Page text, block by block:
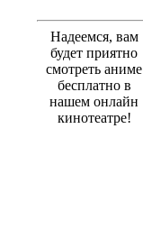
Надеемся, вам
будет приятно
смотреть аниме
бесплатно в
нашем онлайн
кинотеатре!